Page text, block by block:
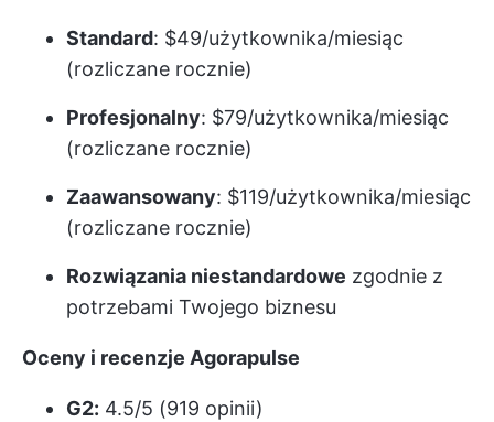
Standard: $49/użytkownika/miesiąc
(rozliczane rocznie)
Profesjonalny: $79/użytkownika/miesiąc
(rozliczane rocznie)
Zaawansowany: $119/użytkownika/miesiąc
(rozliczane rocznie)
Rozwiązania niestandardowe zgodnie z
potrzebami Twojego biznesu
Oceny i recenzje Agorapulse
G2: 4.5/5 (919 opinii)